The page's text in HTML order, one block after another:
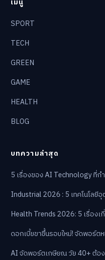
เมนู
SPORT
TECH
GREEN
GAME
HEALTH
BLOG
บทความล่าสุด
5 เรื่องของ AI Technology ที่ก
Industrial 2026 : 5 เทคโนโลยี
Health Trends 2026: 5 เรื่อง
ดอกเบี้ยขาขึ้นรอบใหม่! จัดพอร์ต
AI จัดพอร์ตเกษียณ วัย 40+ ต้อง